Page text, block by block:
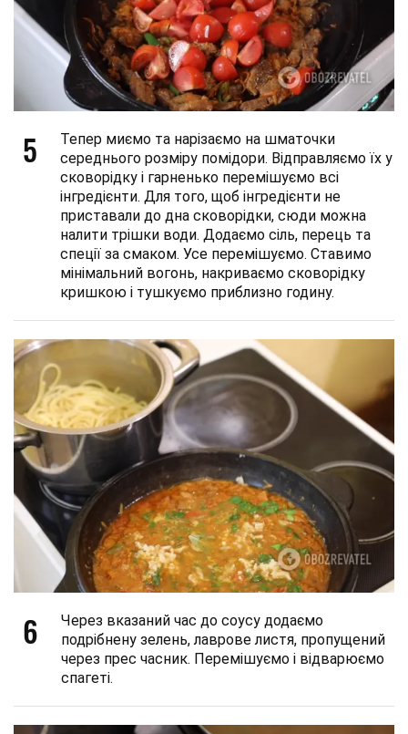
5
Тепер миємо та нарізаємо на шматочки
середнього розміру помідори. Відправляємо їх у
сковорідку і гарненько перемішуємо всі
інгредієнти. Для того, щоб інгредієнти не
приставали до дна сковорідки, сюди можна
налити трішки води. Додаємо сіль, перець та
спеції за смаком. Усе перемішуємо. Ставимо
мінімальний вогонь, накриваємо сковорідку
кришкою і тушкуємо приблизно годину.
6
Через вказаний час до соусу додаємо
подрібнену зелень, лаврове листя, пропущений
через прес часник. Перемішуємо і відварюємо
спагеті.